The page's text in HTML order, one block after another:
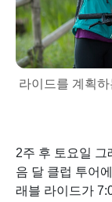
라이드를 계획
2주 후 토요일 그
음 달 클럽 투어
래블 라이드가